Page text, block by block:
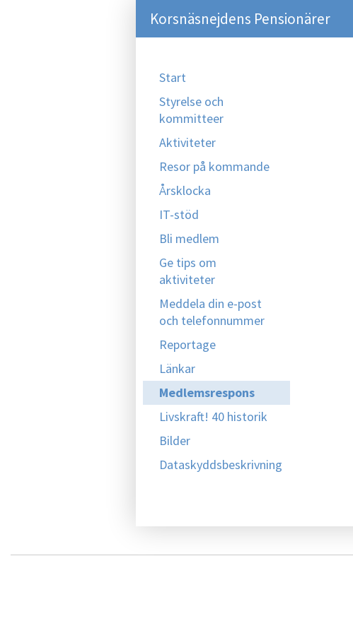
Korsnäsnejdens Pensionärer
Start
Styrelse och
kommitteer
Aktiviteter
Resor på kommande
Årsklocka
IT-stöd
Bli medlem
Ge tips om
aktiviteter
Meddela din e-post
och telefonnummer
Reportage
Länkar
Medlemsrespons
Livskraft! 40 historik
Bilder
Dataskyddsbeskrivning